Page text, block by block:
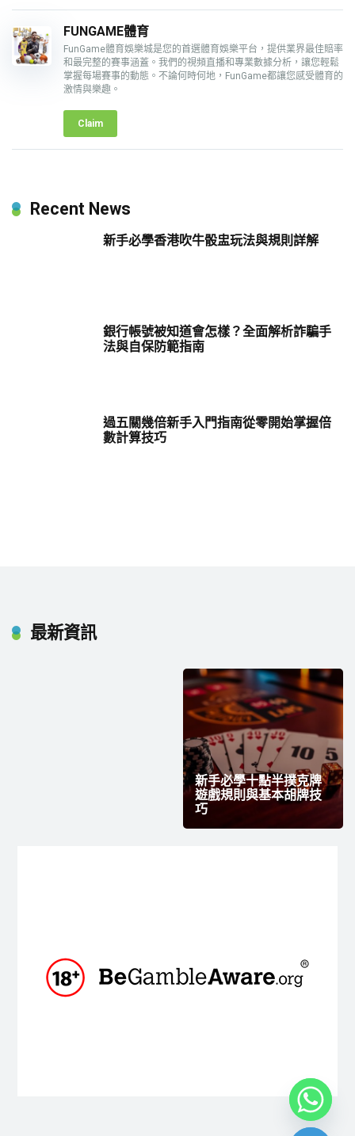
FUNGAME體育
FunGame體育娛樂城是您的首選體育娛樂平台，提供業界最佳賠率
和最完整的賽事涵蓋。我們的視頻直播和專業數據分析，讓您輕鬆
掌握每場賽事的動態。不論何時何地，FunGame都讓您感受體育的
激情與樂趣。
Claim
Recent News
新手必學香港吹牛骰盅玩法與規則詳解
銀行帳號被知道會怎樣？全面解析詐騙手
法與自保防範指南
過五關幾倍新手入門指南從零開始掌握倍
數計算技巧
最新資訊
新手必學十點半撲克牌
遊戲規則與基本胡牌技
巧